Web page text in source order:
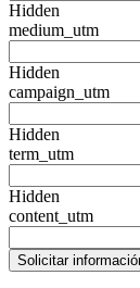
Hidden
medium_utm
Hidden
campaign_utm
Hidden
term_utm
Hidden
content_utm